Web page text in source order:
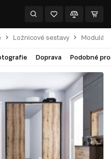
Ložnicové sestavy
Doprava Podobné